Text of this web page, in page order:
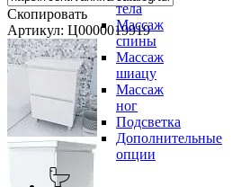
тела
Массаж
спины
Массаж
шиацу
Массаж
ног
Подсветка
Дополнительные
опции
Скопировать
Артикул: Ц0000019919